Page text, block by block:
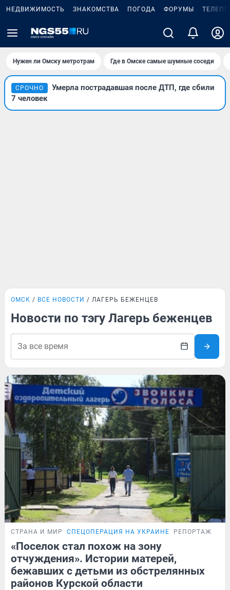
НЕДВИЖИМОСТЬ ЗНАКОМСТВА ПОГОДА ФОРУМЫ
Нужен ли Омску метротрам Где в Омске самые шумные соседи
СРОЧНО
Умерла пострадавшая после ДТП, где сбили
7 человек
ОМСК ВСЕ НОВОСТИ ЛАГЕРЬ БЕЖЕНЦЕВ
Новости по тэгу Лагерь беженцев
СТРАНА И МИР СПЕЦОПЕРАЦИЯ НА УКРАИНЕ РЕПОРТАЖ
«Поселок стал похож на зону
отчуждения». Истории матерей,
бежавших с детьми из обстрелянных
районов Курской области